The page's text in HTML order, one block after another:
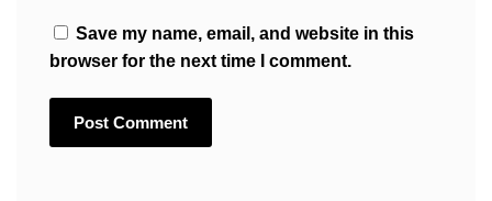
Save my name, email, and website in this
browser for the next time I comment.